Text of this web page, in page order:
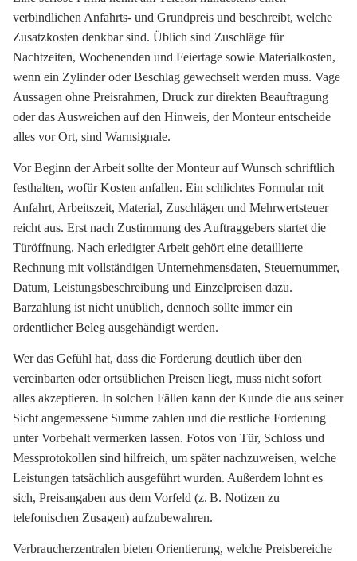
verbindlichen Anfahrts- und Grundpreis und beschreibt, welche
Zusatzkosten denkbar sind. Üblich sind Zuschläge für
Nachtzeiten, Wochenenden und Feiertage sowie Materialkosten,
wenn ein Zylinder oder Beschlag gewechselt werden muss. Vage
Aussagen ohne Preisrahmen, Druck zur direkten Beauftragung
oder das Ausweichen auf den Hinweis, der Monteur entscheide
alles vor Ort, sind Warnsignale.
Vor Beginn der Arbeit sollte der Monteur auf Wunsch schriftlich
festhalten, wofür Kosten anfallen. Ein schlichtes Formular mit
Anfahrt, Arbeitszeit, Material, Zuschlägen und Mehrwertsteuer
reicht aus. Erst nach Zustimmung des Auftraggebers startet die
Türöffnung. Nach erledigter Arbeit gehört eine detaillierte
Rechnung mit vollständigen Unternehmensdaten, Steuernummer,
Datum, Leistungsbeschreibung und Einzelpreisen dazu.
Barzahlung ist nicht unüblich, dennoch sollte immer ein
ordentlicher Beleg ausgehändigt werden.
Wer das Gefühl hat, dass die Forderung deutlich über den
vereinbarten oder ortsüblichen Preisen liegt, muss nicht sofort
alles akzeptieren. In solchen Fällen kann der Kunde die aus seiner
Sicht angemessene Summe zahlen und die restliche Forderung
unter Vorbehalt vermerken lassen. Fotos von Tür, Schloss und
Messprotokollen sind hilfreich, um später nachzuweisen, welche
Leistungen tatsächlich ausgeführt wurden. Außerdem lohnt es
sich, Preisangaben aus dem Vorfeld (z. B. Notizen zu
telefonischen Zusagen) aufzubewahren.
Verbraucherzentralen bieten Orientierung, welche Preisbereiche